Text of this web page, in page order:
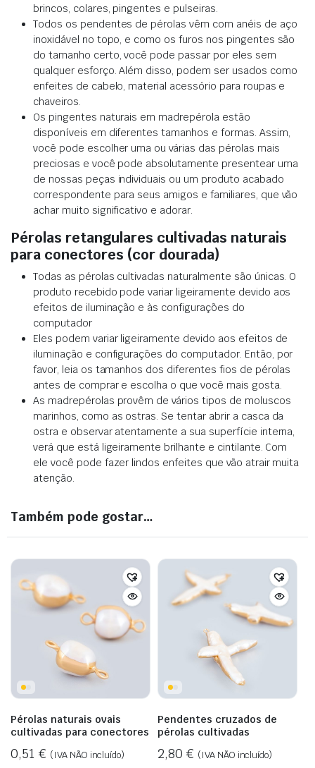
brincos, colares, pingentes e pulseiras.
Todos os pendentes de pérolas vêm com anéis de aço
inoxidável no topo, e como os furos nos pingentes são
do tamanho certo, você pode passar por eles sem
qualquer esforço. Além disso, podem ser usados como
enfeites de cabelo, material acessório para roupas e
chaveiros.
Os pingentes naturais em madrepérola estão
disponíveis em diferentes tamanhos e formas. Assim,
você pode escolher uma ou várias das pérolas mais
preciosas e você pode absolutamente presentear uma
de nossas peças individuais ou um produto acabado
correspondente para seus amigos e familiares, que vão
achar muito significativo e adorar.
Pérolas retangulares cultivadas naturais
para conectores (cor dourada)
Todas as pérolas cultivadas naturalmente são únicas. O
produto recebido pode variar ligeiramente devido aos
efeitos de iluminação e às configurações do
computador
Eles podem variar ligeiramente devido aos efeitos de
iluminação e configurações do computador. Então, por
favor, leia os tamanhos dos diferentes fios de pérolas
antes de comprar e escolha o que você mais gosta.
As madrepérolas provêm de vários tipos de moluscos
marinhos, como as ostras. Se tentar abrir a casca da
ostra e observar atentamente a sua superfície interna,
verá que está ligeiramente brilhante e cintilante. Com
ele você pode fazer lindos enfeites que vão atrair muita
atenção.
Também pode gostar…
Pérolas naturais ovais
cultivadas para conectores
0,51 € (IVA NÃO incluído)
Pendentes cruzados de
pérolas cultivadas
2,80 € (IVA NÃO incluído)